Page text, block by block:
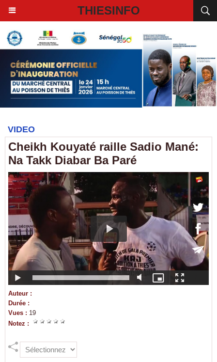
THIESINFO
VIDEO
Cheikh Kouyaté raille Sadio Mané:
Na Takk Diabar Ba Paré
Auteur :
Durée :
Vues : 19
Notez :